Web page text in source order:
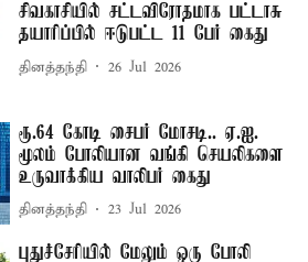
சிவகாசியில் சட்டவிரோதமாக பட்டாசு
தயாரிப்பில் ஈடுபட்ட 11 பேர் கைது
தினத்தந்தி 26 Jul 2026
ரூ.64 கோடி சைபர் மோசடி.. ஏ.ஐ.
மூலம் போலியான வங்கி செயலிகளை
உருவாக்கிய வாலிபர் கைது
தினத்தந்தி 23 Jul 2026
புதுச்சேரியில் மேலும் ஒரு போலி